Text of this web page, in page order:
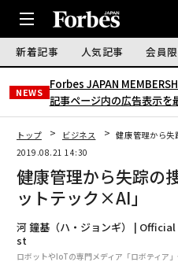
新着記事 人気記事 会員
NEWS
Forbes JAPAN
記事ページ内の広告表示を
トップ ビジネス
健康管理から失
2019.08.21 14:30
健康管理から失踪の
ットテック×AI」
河 鐘基（ハ・ジョンギ） |
st
ロボットやIoTの専門メディア「ロボティア